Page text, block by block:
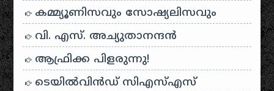
കമ്മ്യൂണിസവും സോഷ്യലിസവും
വി. എസ്. അച്യുതാനന്ദൻ
ആഫ്രിക്ക പിളരുന്നു!
ടെയിൽ‌വിൻഡ് സി‌എസ്‌എസ്